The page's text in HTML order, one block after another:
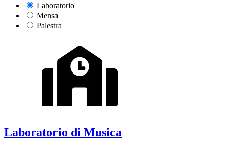
Laboratorio
Mensa
Palestra
Laboratorio di Musica